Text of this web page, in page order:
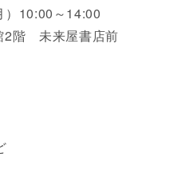
）10:00～14:00
2階 未来屋書店前